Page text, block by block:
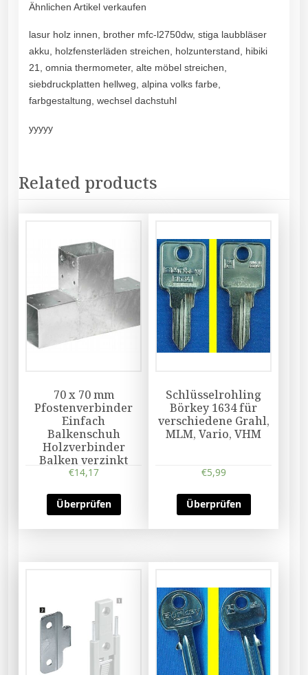
Ähnlichen Artikel verkaufen
lasur holz innen, brother mfc-l2750dw, stiga laubbläser
akku, holzfensterläden streichen, holzunterstand, hibiki
21, omnia thermometer, alte möbel streichen,
siebdruckplatten hellweg, alpina volks farbe,
farbgestaltung, wechsel dachstuhl
yyyyy
Related products
70 x 70 mm
Pfostenverbinder
Einfach
Balkenschuh
Holzverbinder
Balken verzinkt
€14,17
Überprüfen
Schlüsselrohling
Börkey 1634 für
verschiedene Grahl,
MLM, Vario, VHM
€5,99
Überprüfen